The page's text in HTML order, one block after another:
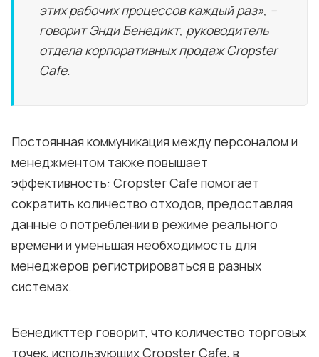
этих рабочих процессов каждый раз», –
говорит Энди Бенедикт, руководитель
отдела корпоративных продаж Cropster
Cafe.
Постоянная коммуникация между персоналом и
менеджментом также повышает
эффективность: Cropster Cafe помогает
сократить количество отходов, предоставляя
данные о потреблении в режиме реального
времени и уменьшая необходимость для
менеджеров регистрироваться в разных
системах.
Бенедикттер говорит, что количество торговых
точек, использующих Cropster Cafe, в